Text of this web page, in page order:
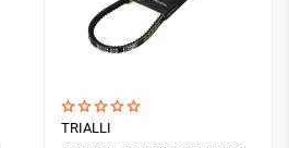
TRIALLI